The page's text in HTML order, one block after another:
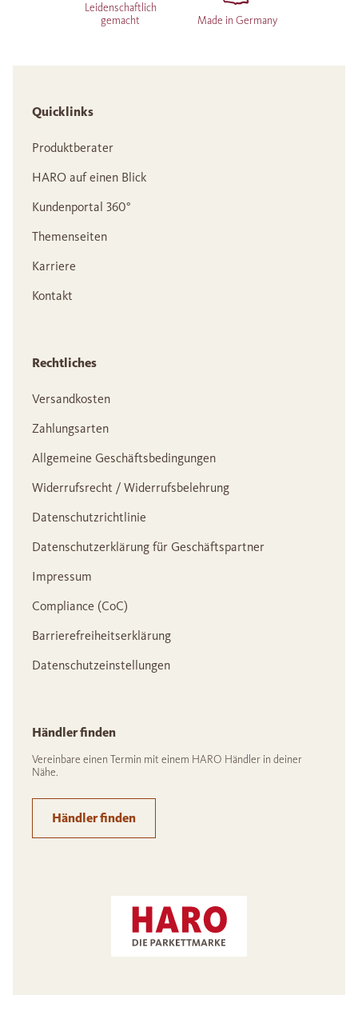
Leidenschaftlich
gemacht
Made in Germany
Quicklinks
Produktberater
HARO auf einen Blick
Kundenportal 360°
Themenseiten
Karriere
Kontakt
Rechtliches
Versandkosten
Zahlungsarten
Allgemeine Geschäftsbedingungen
Widerrufsrecht / Widerrufsbelehrung
Datenschutzrichtlinie
Datenschutzerklärung für Geschäftspartner
Impressum
Compliance (CoC)
Barrierefreiheitserklärung
Datenschutzeinstellungen
Händler finden
Vereinbare einen Termin mit einem HARO Händler in deiner
Nähe.
Händler finden